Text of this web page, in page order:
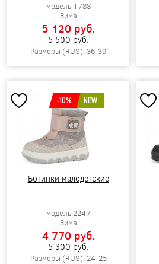
модель 1788
Зима
5 120 pуб.
5 500 pуб.
Размеры (RUS): 36-39
-10% NEW
Ботинки малодетские
модель 2247
Зима
4 770 pуб.
5 300 pуб.
Размеры (RUS): 24-25